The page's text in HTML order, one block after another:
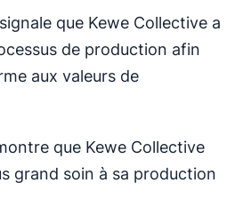
que Kewe Collective a
de production afin
aux valeurs de
que Kewe Collective
grand soin à sa production